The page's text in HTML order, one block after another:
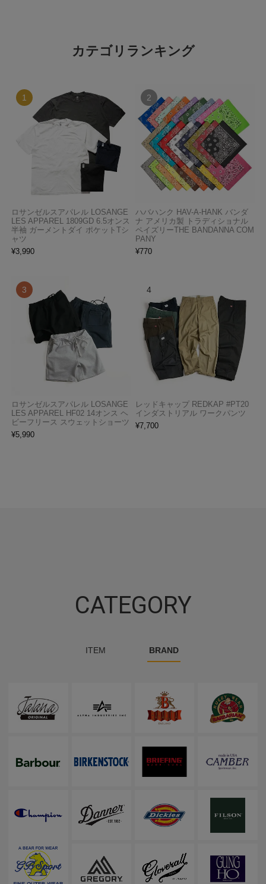
カテゴリランキング
ロサンゼルスアパレル LOSANGE
LES APPAREL 1809GD 6.5オンス
半袖 ガーメントダイ ポケットTシ
ャツ
¥3,990
ハバハンク HAV-A-HANK バンダ
ナ アメリカ製 トラディショナル
ペイズリーTHE BANDANNA COM
PANY
¥770
ロサンゼルスアパレル LOSANGE
LES APPAREL HF02 14オンス ヘ
ビーフリース スウェットショーツ
¥5,990
レッドキャップ REDKAP #PT20
インダストリアル ワークパンツ
¥7,700
CATEGORY
ITEM BRAND